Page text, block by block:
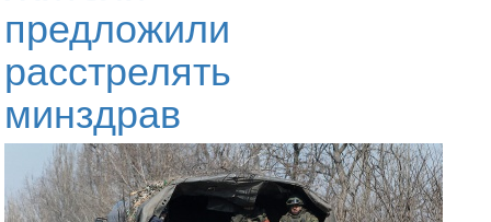
предложили
расстрелять
минздрав